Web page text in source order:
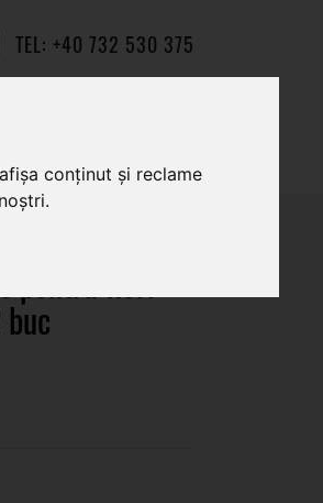
conținut și reclame
TEL: +40 732 530 375
pentru flori